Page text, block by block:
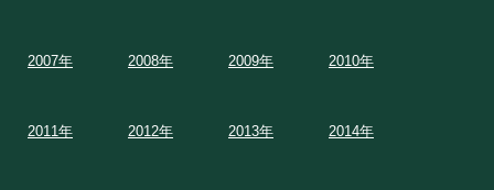
2007年 2008年 2009年 2010年
2011年 2012年 2013年 2014年